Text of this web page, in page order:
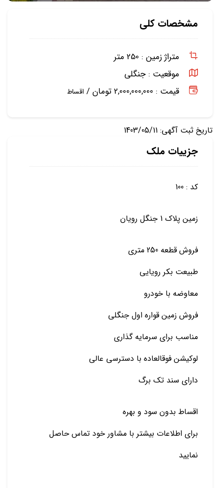
مشخصات کلی
متراژ زمین : 250 متر
موقعیت : جنگلی
قیمت : 2,000,000,000 تومان /
اقساط
تاریخ ثبت آگهی: 1403/05/11
جزییات ملک
کد : 100
زمین پلاک 1 جنگل رویان
فروش قطعه 250 متری
طبیعت بکر رویایی
معاوضه با خودرو
فروش زمین قواره اول جنگلی
مناسب برای سرمایه گذاری
لوکیشن فوقالعاده با دسترسی عالی
دارای سند تک برگ
اقساط بدون سود و بهره
برای اطلاعات بیشتر با مشاور خود تماس حاصل
نمایید